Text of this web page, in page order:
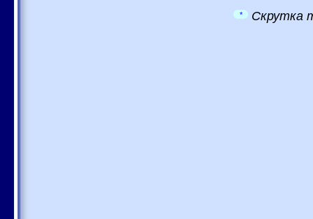
* Скрутка